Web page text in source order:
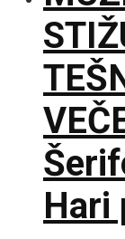
Hari